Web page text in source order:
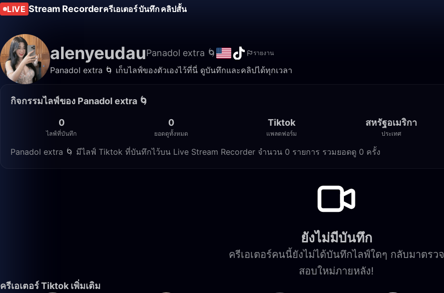
LIVE Stream Recorderครีเอเตอร์บันทึกคลิปสั้น
alenyeudauPanadol extra 🌀 รายงาน
Panadol extra 🌀 เก็บไลฟ์ของตัวเองไว้ที่นี่ ดูบันทึกและคลิปได้ทุกเวลา
กิจกรรมไลฟ์ของ Panadol extra 🌀
0
ไลฟ์ที่บันทึก
0
ยอดดูทั้งหมด
Tiktok
แพลตฟอร์ม
สหรัฐอเมริกา
ประเทศ
Panadol extra 🌀 มีไลฟ์ Tiktok ที่บันทึกไว้บน Live Stream Recorder จำนวน 0 รายการ รวมยอดดู 0 ครั้ง
ยังไม่มีบันทึก
ครีเอเตอร์คนนี้ยังไม่ได้บันทึกไลฟ์ใดๆ กลับมาตรวจ
สอบใหม่ภายหลัง!
ครีเอเตอร์ Tiktok เพิ่มเติม